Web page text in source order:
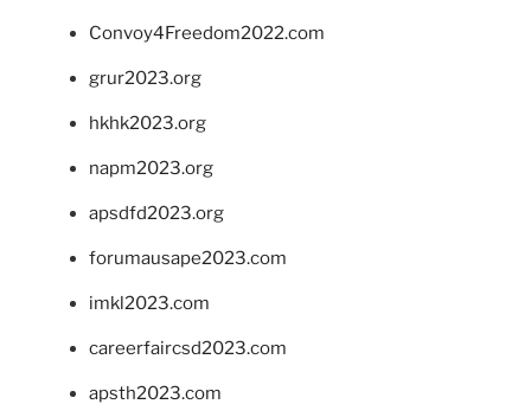
Convoy4Freedom2022.com
grur2023.org
hkhk2023.org
napm2023.org
apsdfd2023.org
forumausape2023.com
imkl2023.com
careerfaircsd2023.com
apsth2023.com